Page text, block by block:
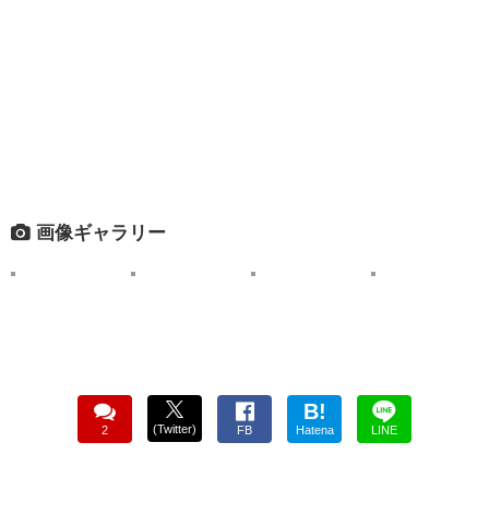
画像ギャラリー
2 (Twitter) FB
B!
Hatena LINE